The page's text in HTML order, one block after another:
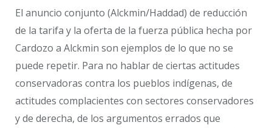
El anuncio conjunto (Alckmin/Haddad) de reducción
de la tarifa y la oferta de la fuerza pública hecha por
Cardozo a Alckmin son ejemplos de lo que no se
puede repetir. Para no hablar de ciertas actitudes
conservadoras contra los pueblos indígenas, de
actitudes complacientes con sectores conservadores
y de derecha, de los argumentos errados que